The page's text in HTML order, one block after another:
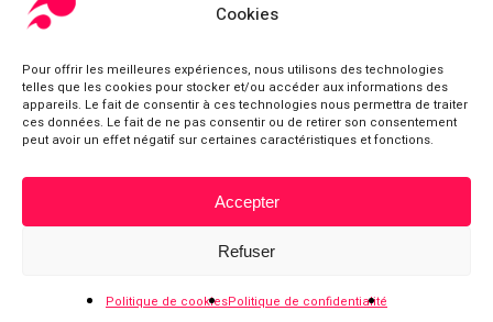
Cookies
Pour offrir les meilleures expériences, nous utilisons des technologies
telles que les cookies pour stocker et/ou accéder aux informations des
appareils. Le fait de consentir à ces technologies nous permettra de traiter
ces données. Le fait de ne pas consentir ou de retirer son consentement
peut avoir un effet négatif sur certaines caractéristiques et fonctions.
Accepter
Refuser
Politique de cookiesPolitique de confidentialité
LIBRAIRIE
Boutique
Carte
Mon compte
© Fondation Gabriel Péri